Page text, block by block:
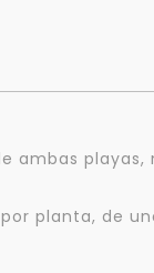
ambas playas,
planta, de